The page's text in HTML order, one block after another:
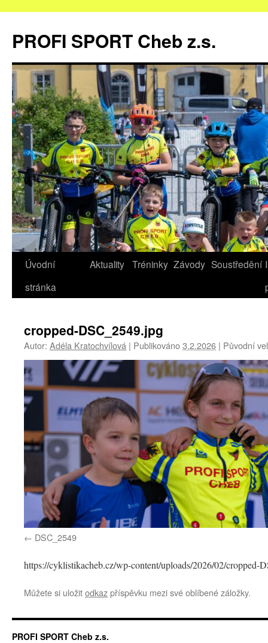
obsahu
webu
PROFI SPORT Cheb z.s.
Úvodní
stránka
Aktuality Tréninky Závody Soustředění
cropped-DSC_2549.jpg
Autor: Adéla Kratochvílová | Publikováno3.2.2026 | Původní
DSC_2549
https://cyklistikacheb.cz/wp-content/uploads/2026/02/cropped-
Můžete si uložitodkazpříspěvku mezi své oblíbené záložky.
PROFI SPORT Cheb z.s.